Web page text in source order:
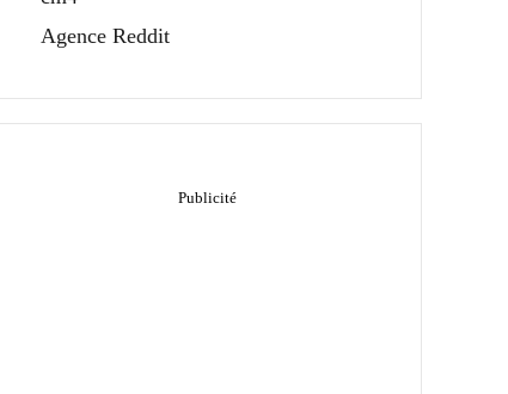
Agence Reddit